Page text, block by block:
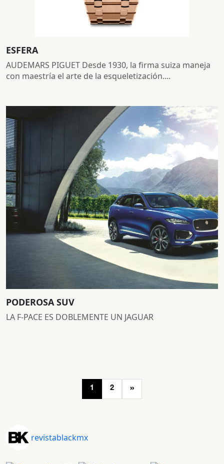
ESFERA
AUDEMARS PIGUET Desde 1930, la firma suiza maneja
con maestría el arte de la esqueletización....
PODEROSA SUV
LA F-PACE ES DOBLEMENTE UN JAGUAR
1 2 »
revistablackmx